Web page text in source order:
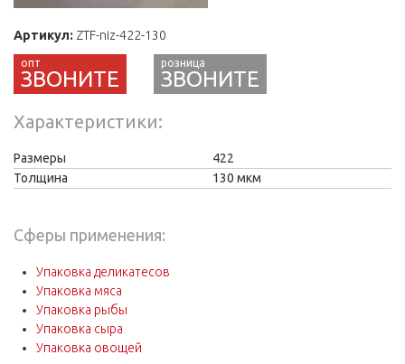
Артикул: ZTF-niz-422-130
ЗВОНИТЕ
Характеристики
Размеры
422
Толщина
130 мкм
Сферы применения:
Упаковка деликатесов
Упаковка мяса
Упаковка рыбы
Упаковка сыра
Упаковка овощей